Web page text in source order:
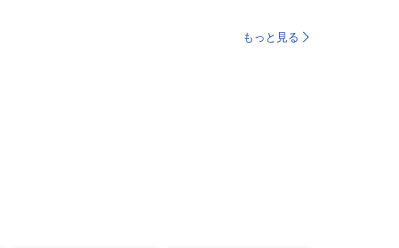
もっと見る